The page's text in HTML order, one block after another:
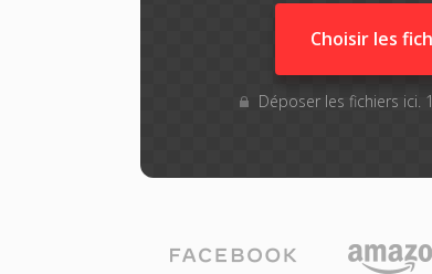
Choisir les
Déposer les fichiers ici.